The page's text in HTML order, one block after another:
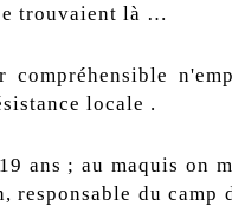
trouvaient là …
compréhensible
locale .
ans ; au maquis on
responsable du